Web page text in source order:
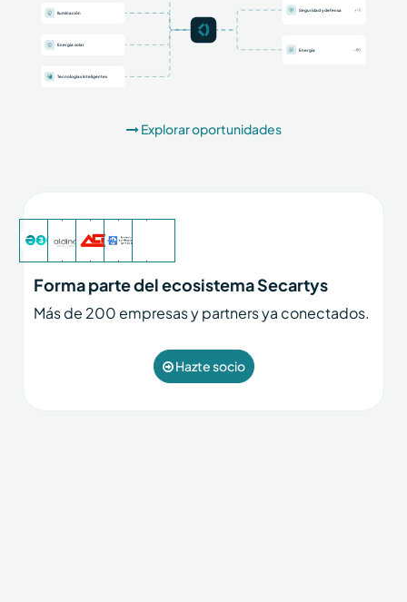
Energía
Seguridad y defensa
Tecnologías inteligentes
Energía solar
Iluminación
Explorar oportunidades
Forma parte del ecosistema Secartys
Más de 200 empresas y partners ya conectados.
Hazte socio